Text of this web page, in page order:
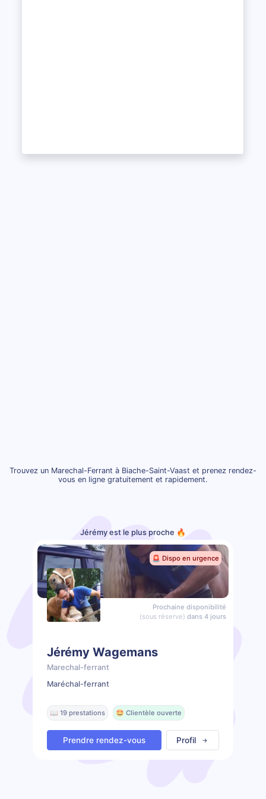
Trouvez un Marechal-Ferrant à Biache-Saint-Vaast et prenez rendez-
vous en ligne gratuitement et rapidement.
Jérémy est le plus proche 🔥
🚨 Dispo en urgence
Prochaine disponibilité
(sous réserve) dans 4 jours
Jérémy Wagemans
Marechal-ferrant
Maréchal-ferrant
📖 19 prestations 🤩 Clientèle ouverte
Prendre rendez-vous Profil